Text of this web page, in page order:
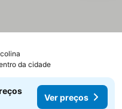
da cidade
Ver preços